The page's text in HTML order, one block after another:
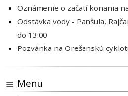
Oznámenie o začatí konania
Odstávka vody - Panšula,
do 13:00
Pozvánka na Orešanskú
Menu